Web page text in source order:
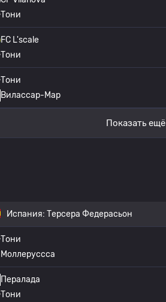
Тони
FC L'scale
Тони
Тони
Вилассар-Мар
Показать ещё
Испания: Терсера Федерасьон
Тони
Моллеруссса
Пералада
Тони